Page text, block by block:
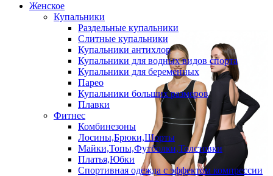
Женское
Купальники
Раздельные купальники
Слитные купальники
Купальники антихлор
Купальники для водных видов спорта
Купальники для беременных
Парео
Купальники больших размеров
Плавки
Фитнес
Комбинезоны
Лосины,Брюки,Шорты
Майки,Топы,Футболки,Толстовки
Платья,Юбки
Спортивная одежда с эффектом компрессии